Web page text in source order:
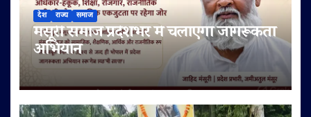
देश राज्य समाज
मंसूरी समाज प्रदेशभर में चलाएगा जागरूकता
अभियान